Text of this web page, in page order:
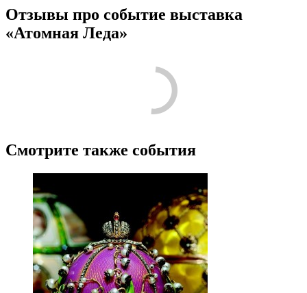
Отзывы про событие выставка
«Атомная Леда»
Смотрите также события